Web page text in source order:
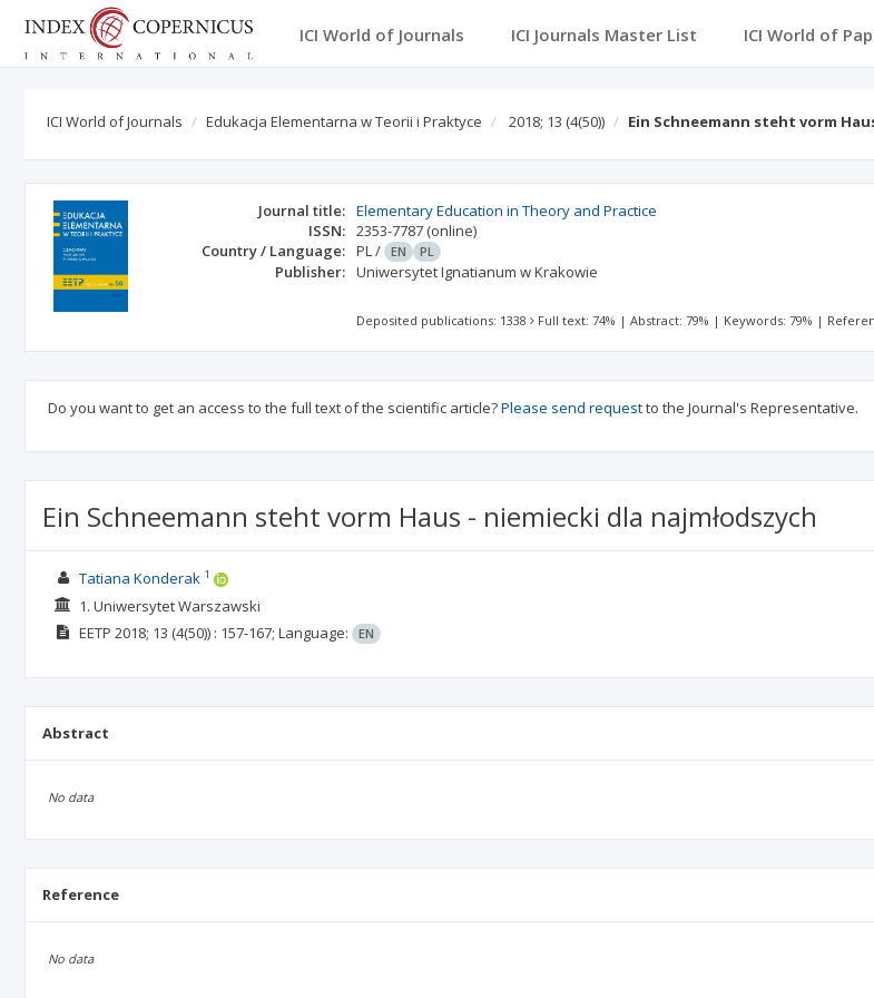
ICI World of Journals ICI Journals Master List ICI World of
ICI World of Journals Edukacja Elementarna w Teorii i Praktyce 2018; 13 (4(50)) Ein Schneemann steht vorm
Journal title: Elementary Education in Theory and Practice
ISSN: 2353-7787 (online)
Country / Language: PL/ EN PL
Publisher: Uniwersytet Ignatianum w Krakowie
Deposited publications: 1338 Full text: 74% |Abstract: 79% | Keywords: 79% |
Do you want to get an access to the full text of the scientific article?Please send requestto the Journal's Representative.
Ein Schneemann steht vorm Haus - niemiecki dla najmłodszych
Tatiana Konderak 1
1. Uniwersytet Warszawski
EETP 2018; 13 (4(50)) : 157-167; Language: EN
Abstract
No data
Reference
No data